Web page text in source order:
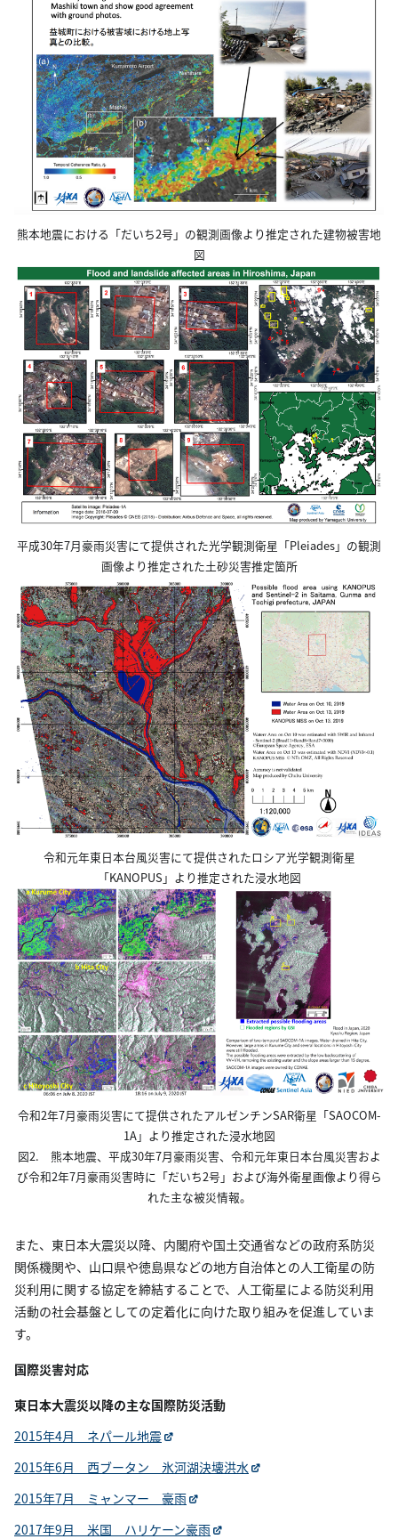
熊本地震における「だいち2号」の観測画像より推定された建物被害地
図
平成30年7月豪雨災害にて提供された光学観測衛星「Pleiades」の観測
画像より推定された土砂災害推定箇所
令和元年東日本台風災害にて提供されたロシア光学観測衛星
「KANOPUS」より推定された浸水地図
令和2年7月豪雨災害にて提供されたアルゼンチンSAR衛星「SAOCOM-
1A」より推定された浸水地図
図2. 熊本地震、平成30年7月豪雨災害、令和元年東日本台風災害およ
び令和2年7月豪雨災害時に「だいち2号」および海外衛星画像より得ら
れた主な被災情報。
また、東日本大震災以降、内閣府や国土交通省などの政府系防災
関係機関や、山口県や徳島県などの地方自治体との人工衛星の防
災利用に関する協定を締結することで、人工衛星による防災利用
活動の社会基盤としての定着化に向けた取り組みを促進していま
す。
国際災害対応
東日本大震災以降の主な国際防災活動
2015年4月 ネパール地震
2015年6月 西ブータン 氷河湖決壊洪水
2015年7月 ミャンマー 豪雨
2017年9月 米国 ハリケーン豪雨